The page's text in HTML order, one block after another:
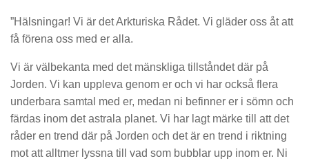
”Hälsningar! Vi är det Arkturiska Rådet. Vi gläder oss åt att
få förena oss med er alla.
Vi är välbekanta med det mänskliga tillståndet där på
Jorden. Vi kan uppleva genom er och vi har också flera
underbara samtal med er, medan ni befinner er i sömn och
färdas inom det astrala planet. Vi har lagt märke till att det
råder en trend där på Jorden och det är en trend i riktning
mot att alltmer lyssna till vad som bubblar upp inom er. Ni